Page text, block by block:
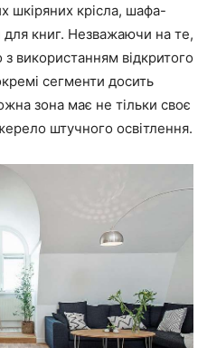
шкіряних крісла, шафа-
для книг. Незважаючи на те,
використанням відкритого
сегменти досить
зона має не тільки своє
штучного освітлення.